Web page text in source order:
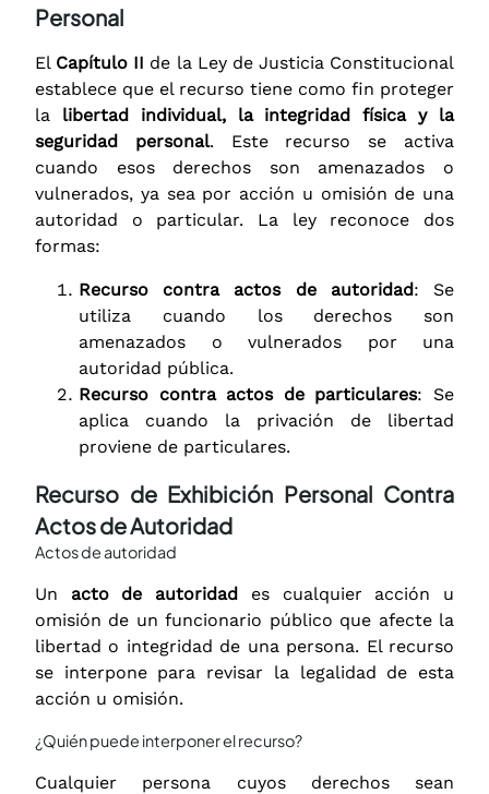
Personal
El Capítulo II de la Ley de Justicia Constitucional
establece que el recurso tiene como fin proteger
la libertad individual, la integridad física y la
seguridad personal. Este recurso se activa
cuando esos derechos son amenazados o
vulnerados, ya sea por acción u omisión de una
autoridad o particular. La ley reconoce dos
formas:
Recurso contra actos de autoridad: Se
utiliza cuando los derechos son
amenazados o vulnerados por una
autoridad pública.
Recurso contra actos de particulares: Se
aplica cuando la privación de libertad
proviene de particulares.
Recurso de Exhibición Personal Contra
Actos de Autoridad
Actos de autoridad
Un acto de autoridad es cualquier acción u
omisión de un funcionario público que afecte la
libertad o integridad de una persona. El recurso
se interpone para revisar la legalidad de esta
acción u omisión.
¿Quién puede interponer el recurso?
Cualquier persona cuyos derechos sean